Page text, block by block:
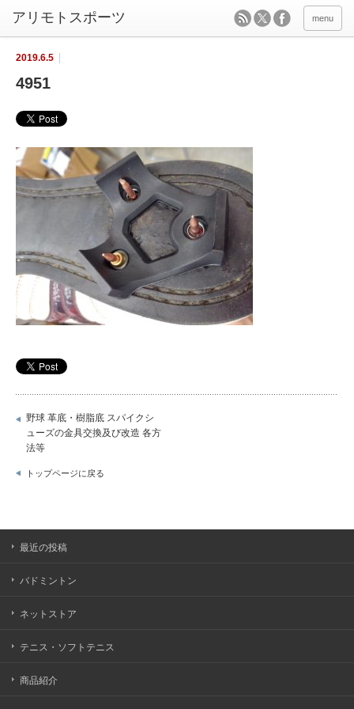
menu
2019.6.5
4951
野球 革底・樹脂底 スパイクシ
ューズの金具交換及び改造 各方
法等
トップページに戻る
最近の投稿
バドミントン
ネットストア
テニス・ソフトテニス
商品紹介